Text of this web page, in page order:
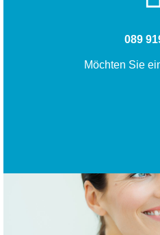
089
Möchten Sie